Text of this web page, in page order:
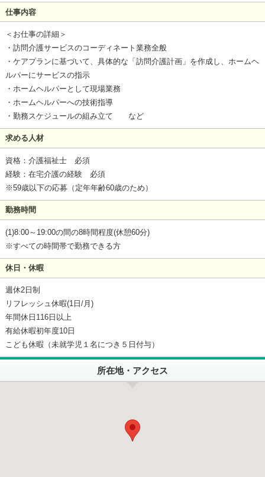
仕事内容
＜お仕事の詳細＞
・訪問介護サービスのコーディネート業務全般
・ケアプランに基づいて、具体的な「訪問介護計画」を作成し、ホームヘ
ルパーにサービスの指示
・ホームヘルパーとして現場業務
・ホームヘルパーへの技術指導
・勤務スケジュールの組み立て など
求める人材
資格：介護福祉士 必須
経験：在宅介護の経験 必須
※59歳以下の応募（定年年齢60歳のため）
勤務時間
(1)8:00～19:00の間の8時間程度(休憩60分)
※すべての時間帯で勤務できる方
休日・休暇
週休2日制
リフレッシュ休暇(1日/月)
年間休日116日以上
有給休暇初年度10日
こども休暇（未就学児１名につき５日付与）
所在地・アクセス